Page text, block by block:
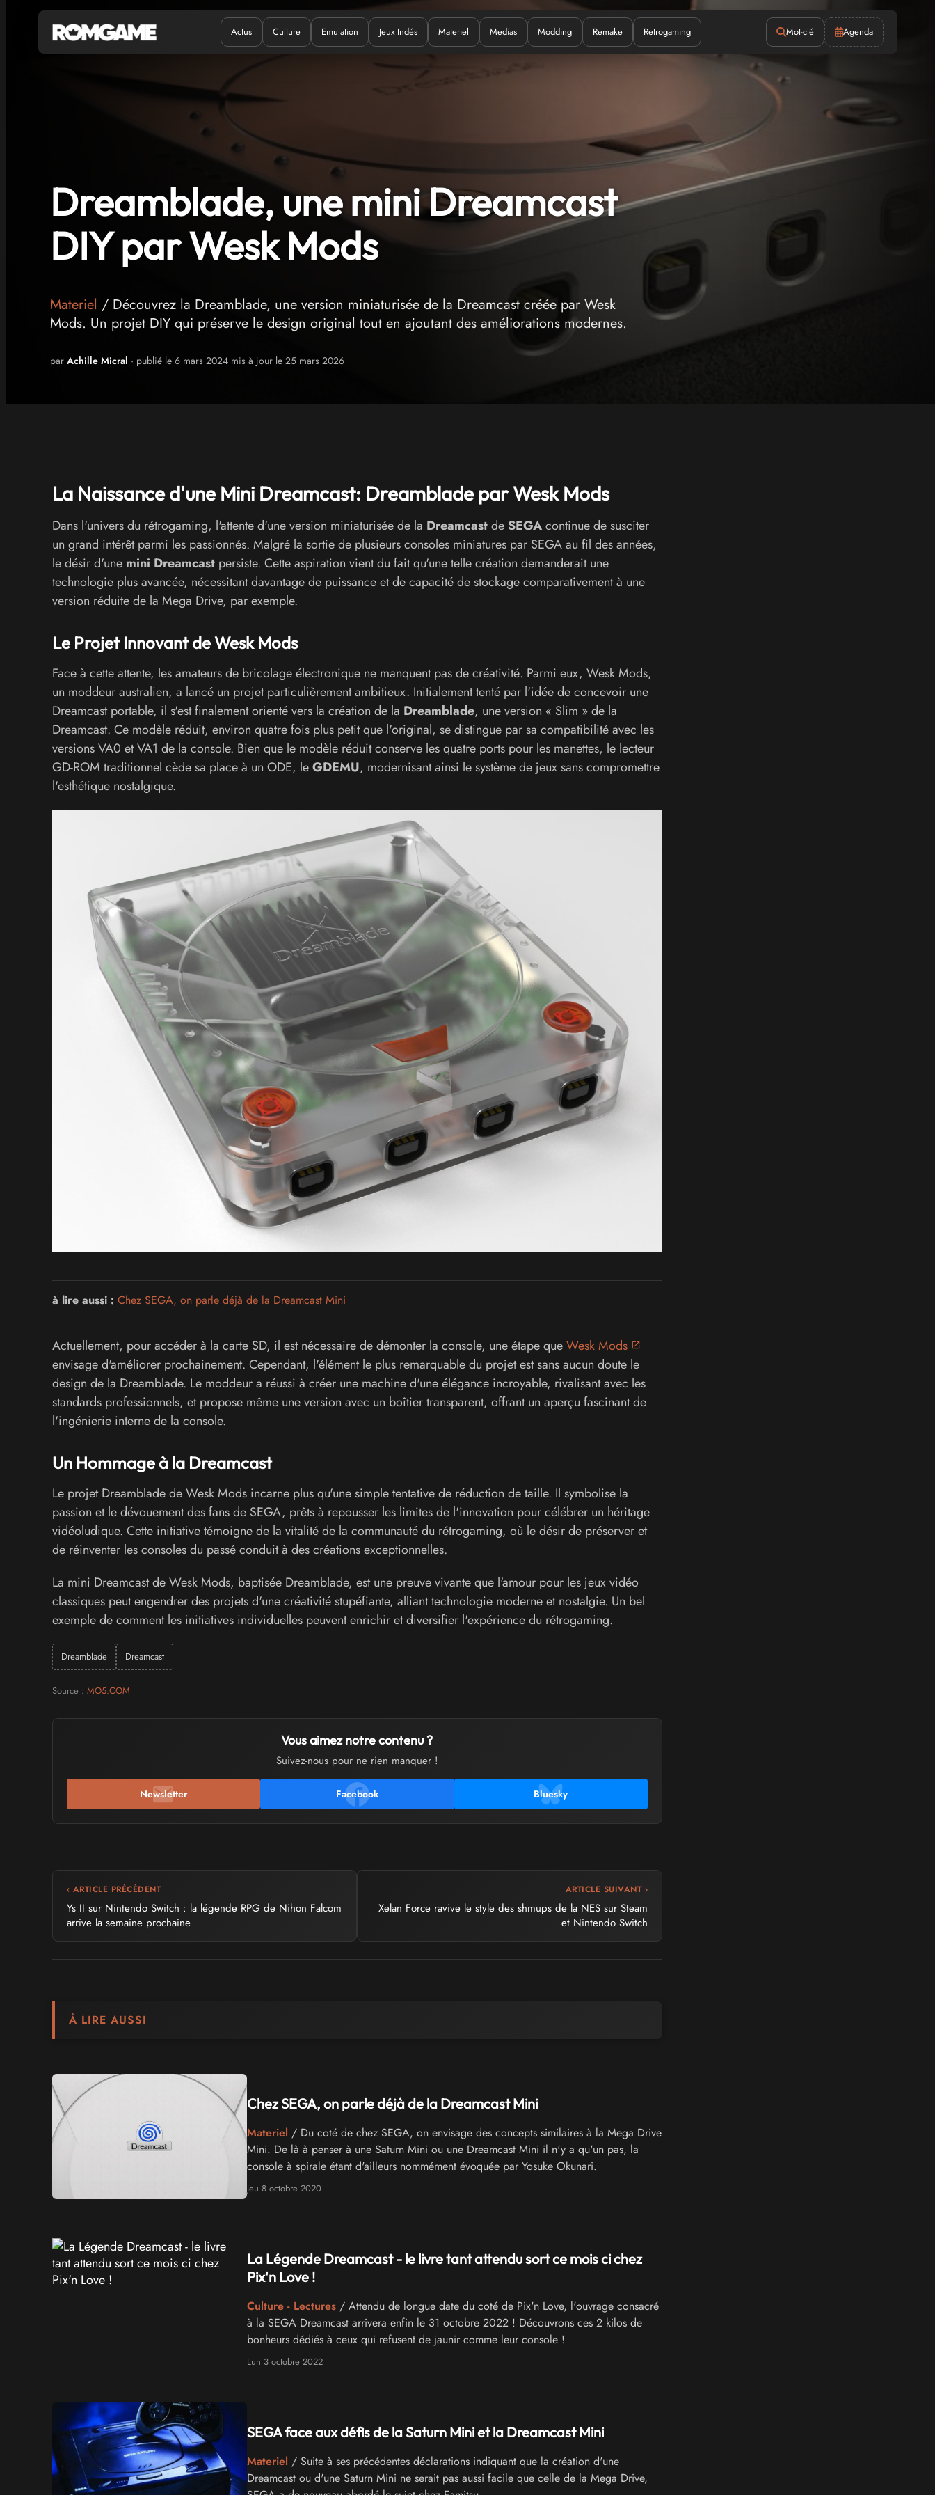
Quand ? Où ? Quoi ?
Actus Culture Emulation Jeux Indés Materiel Medias Modding Remake Retrogaming Mot-clé Agenda
Dreamblade, une mini Dreamcast
DIY par Wesk Mods
Materiel / Découvrez la Dreamblade, une version miniaturisée de la Dreamcast créée par Wesk
Mods. Un projet DIY qui préserve le design original tout en ajoutant des améliorations modernes.
par Achille Micral · publié le 6 mars 2024 mis à jour le 25 mars 2026
La Naissance d'une Mini Dreamcast: Dreamblade par Wesk Mods
Dans l'univers du rétrogaming, l'attente d'une version miniaturisée de la DreamcastdeSEGAcontinue de susciter
un grand intérêt parmi les passionnés. Malgré la sortie de plusieurs consoles miniatures par SEGA au fil des années,
le désir d'une mini Dreamcastpersiste. Cette aspiration vient du fait qu'une telle création demanderait une
technologie plus avancée, nécessitant davantage de puissance et de capacité de stockage comparativement à une
version réduite de la Mega Drive, par exemple.
Le Projet Innovant de Wesk Mods
Face à cette attente, les amateurs de bricolage électronique ne manquent pas de créativité. Parmi eux, Wesk Mods,
un moddeur australien, a lancé un projet particulièrement ambitieux. Initialement tenté par l'idée de concevoir une
Dreamcast portable, il s'est finalement orienté vers la création de la Dreamblade, une version « Slim » de la
Dreamcast. Ce modèle réduit, environ quatre fois plus petit que l'original, se distingue par sa compatibilité avec les
versions VA0 et VA1 de la console. Bien que le modèle réduit conserve les quatre ports pour les manettes, le lecteur
GD-ROM traditionnel cède sa place à un ODE, leGDEMU, modernisant ainsi le système de jeux sans compromettre
l'esthétique nostalgique.
à lire aussi : Chez SEGA, on parle déjà de la Dreamcast Mini
Actuellement, pour accéder à la carte SD, il est nécessaire de démonter la console, une étape queWesk Mods
envisage d'améliorer prochainement. Cependant, l'élément le plus remarquable du projet est sans aucun doute le
design de la Dreamblade. Le moddeur a réussi à créer une machine d'une élégance incroyable, rivalisant avec les
standards professionnels, et propose même une version avec un boîtier transparent, offrant un aperçu fascinant de
l'ingénierie interne de la console.
Un Hommage à la Dreamcast
Le projet Dreamblade de Wesk Mods incarne plus qu'une simple tentative de réduction de taille. Il symbolise la
passion et le dévouement des fans de SEGA, prêts à repousser les limites de l'innovation pour célébrer un héritage
vidéoludique. Cette initiative témoigne de la vitalité de la communauté du rétrogaming, où le désir de préserver et
de réinventer les consoles du passé conduit à des créations exceptionnelles.
La mini Dreamcast de Wesk Mods, baptisée Dreamblade, est une preuve vivante que l'amour pour les jeux vidéo
classiques peut engendrer des projets d'une créativité stupéfiante, alliant technologie moderne et nostalgie. Un bel
exemple de comment les initiatives individuelles peuvent enrichir et diversifier l'expérience du rétrogaming.
Dreamblade Dreamcast
Source : MO5.COM
Vous aimez notre contenu ?
Suivez-nous pour ne rien manquer !
Newsletter Facebook Bluesky
‹ ARTICLE PRÉCÉDENT
Ys II sur Nintendo Switch : la légende RPG de Nihon Falcom
arrive la semaine prochaine
ARTICLE SUIVANT ›
Xelan Force ravive le style des shmups de la NES sur Steam
et Nintendo Switch
À LIRE AUSSI
Chez SEGA, on parle déjà de la Dreamcast Mini
Materiel / Du coté de chez SEGA, on envisage des concepts similaires à la Mega Drive
Mini. De là à penser à une Saturn Mini ou une Dreamcast Mini il n'y a qu'un pas, la
console à spirale étant d'ailleurs nommément évoquée par Yosuke Okunari.
Jeu 8 octobre 2020
La Légende Dreamcast - le livre tant attendu sort ce mois ci chez
Pix'n Love !
Culture - Lectures/ Attendu de longue date du coté de Pix'n Love, l'ouvrage consacré
à la SEGA Dreamcast arrivera enfin le 31 octobre 2022 ! Découvrons ces 2 kilos de
bonheurs dédiés à ceux qui refusent de jaunir comme leur console !
Lun 3 octobre 2022
SEGA face aux défis de la Saturn Mini et la Dreamcast Mini
Materiel / Suite à ses précédentes déclarations indiquant que la création d'une
Dreamcast ou d'une Saturn Mini ne serait pas aussi facile que celle de la Mega Drive,